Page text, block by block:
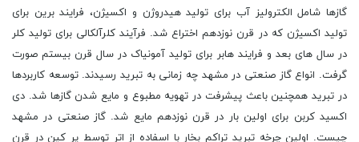
گازها شامل الکترولیز آب برای تولید هیدروژن و اکسیژن، فرایند برین برای
تولید اکسیژن که در قرن نوزدهم اختراع شد. فرآیند کلرآلکالی برای تولید کلر
در سال های بعد و فرایند هابر برای تولید آمونیاک در سال قرن بیستم صورت
گرفت. انواع گاز صنعتی در مشهد چه زمانی به تبرید رسیدند. توسعه کاربردها
در تبرید همچنین باعث پیشرفت در تهویه مطبوع و مایع شدن گازها شد. دی
اکسید کربن برای اولین بار در قرن نوزدهم مایع شد. گاز صنعتی در مشهد
چیست. اولین چرخه تبرید تراکم بخار با اسفاده از اتر توسط پر کین در قرن